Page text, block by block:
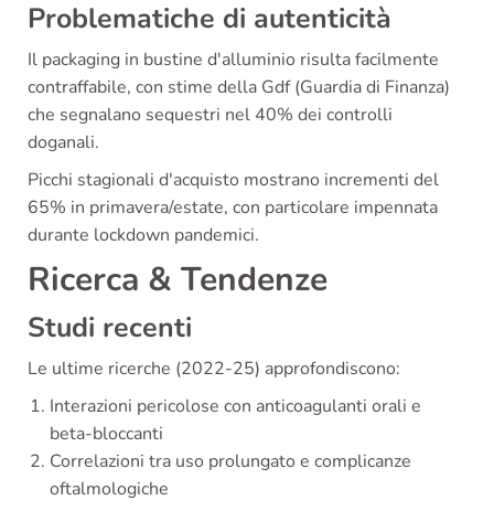
Problematiche di autenticità
Il packaging in bustine d'alluminio risulta facilmente
contraffabile, con stime della Gdf (Guardia di Finanza)
che segnalano sequestri nel 40% dei controlli
doganali.
Picchi stagionali d'acquisto mostrano incrementi del
65% in primavera/estate, con particolare impennata
durante lockdown pandemici.
Ricerca & Tendenze
Studi recenti
Le ultime ricerche (2022-25) approfondiscono:
Interazioni pericolose con anticoagulanti orali e
beta-bloccanti
Correlazioni tra uso prolungato e complicanze
oftalmologiche